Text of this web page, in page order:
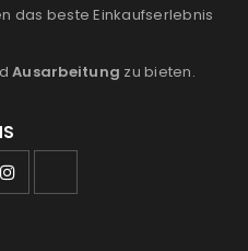
das beste Einkaufserlebnis
Ausarbeitung zu bieten.